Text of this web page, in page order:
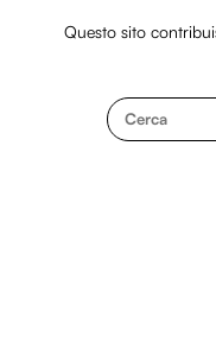
Questo sito
Cerca